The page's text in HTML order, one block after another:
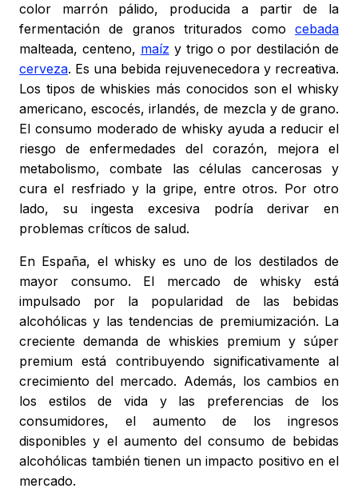
color marrón pálido, producida a partir de la
fermentación de granos triturados como cebada
malteada, centeno, maíz y trigo o por destilación de
cerveza. Es una bebida rejuvenecedora y recreativa.
Los tipos de whiskies más conocidos son el whisky
americano, escocés, irlandés, de mezcla y de grano.
El consumo moderado de whisky ayuda a reducir el
riesgo de enfermedades del corazón, mejora el
metabolismo, combate las células cancerosas y
cura el resfriado y la gripe, entre otros. Por otro
lado, su ingesta excesiva podría derivar en
problemas críticos de salud.
En España, el whisky es uno de los destilados de
mayor consumo. El mercado de whisky está
impulsado por la popularidad de las bebidas
alcohólicas y las tendencias de premiumización. La
creciente demanda de whiskies premium y súper
premium está contribuyendo significativamente al
crecimiento del mercado. Además, los cambios en
los estilos de vida y las preferencias de los
consumidores, el aumento de los ingresos
disponibles y el aumento del consumo de bebidas
alcohólicas también tienen un impacto positivo en el
mercado.